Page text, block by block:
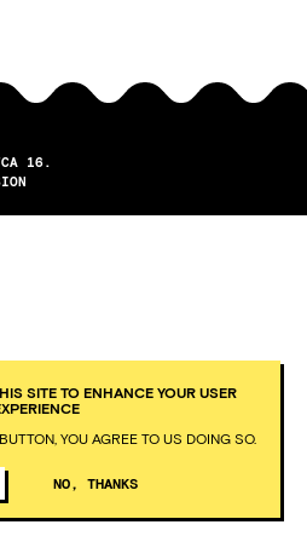
16.
SITE TO ENHANCE YOUR USER
YOU AGREE TO US DOING SO.
NO, THANKS